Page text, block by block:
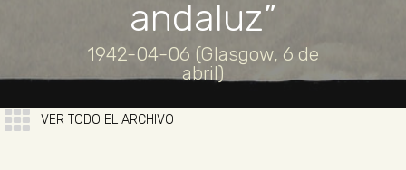
andaluz”
1942-04-06 (Glasgow, 6 de
abril)
VER TODO EL ARCHIVO